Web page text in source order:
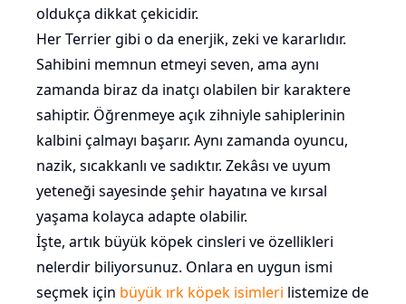
oldukça dikkat çekicidir.
Her Terrier gibi o da enerjik, zeki ve kararlıdır.
Sahibini memnun etmeyi seven, ama aynı
zamanda biraz da inatçı olabilen bir karaktere
sahiptir. Öğrenmeye açık zihniyle sahiplerinin
kalbini çalmayı başarır. Aynı zamanda oyuncu,
nazik, sıcakkanlı ve sadıktır. Zekâsı ve uyum
yeteneği sayesinde şehir hayatına ve kırsal
yaşama kolayca adapte olabilir.
İşte, artık büyük köpek cinsleri ve özellikleri
nelerdir biliyorsunuz. Onlara en uygun ismi
seçmek için büyük ırk köpek isimleri listemize de